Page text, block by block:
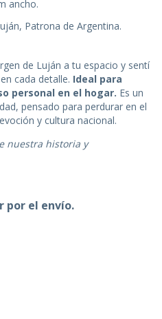
ancho.
Patrona de Argentina.
de Luján a tu espacio y sentí
cada detalle. Ideal para
personal en el hogar. Es un
pensado para perdurar en el
y cultura nacional.
nuestra historia y
por el envío.